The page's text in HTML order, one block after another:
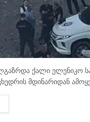
ქალი ელენიკო
მდინარიდან